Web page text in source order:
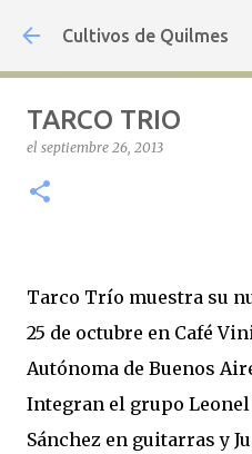
Ir al
Cultivos de Quilmes
TARCO TRIO
el septiembre 26, 2013
Tarco Trío muestra su
25 de octubre en Café
Autónoma de Buenos
Integran el grupo
Sánchez en guitarras y